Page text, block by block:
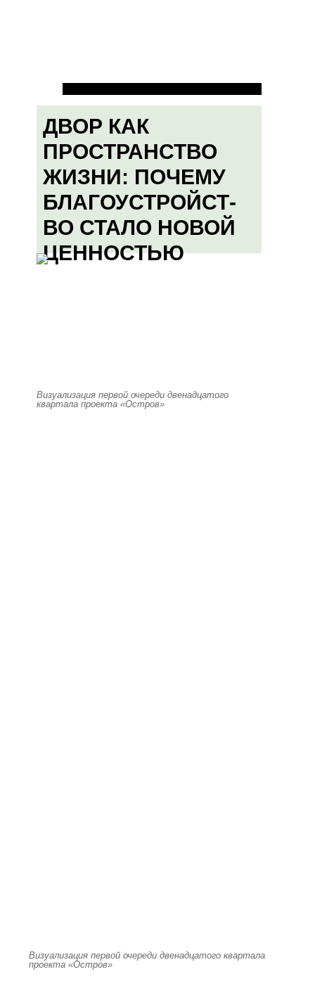
ДВОР КАК
ПРОСТРАНСТВО
ЖИЗНИ: ПОЧЕМУ
БЛАГОУСТРОЙСТ-
ВО СТАЛО НОВОЙ
ЦЕННОСТЬЮ
Визуализация первой очереди двенадцатого
квартала проекта «Остров»
Визуализация первой очереди двенадцатого квартала
проекта «Остров»